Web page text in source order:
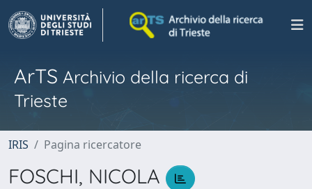
ArTS Archivio della ricerca di
Trieste
IRIS Pagina ricercatore
FOSCHI, NICOLA